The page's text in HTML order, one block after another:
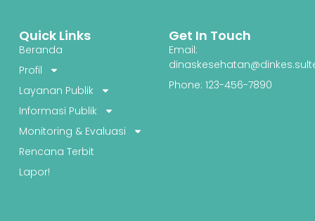
Quick Links
Beranda
Profil
Layanan Publik
Informasi Publik
Monitoring & Evaluasi
Rencana Terbit
Lapor!
Get In Touch
Email:
Phone: 123-456-7890